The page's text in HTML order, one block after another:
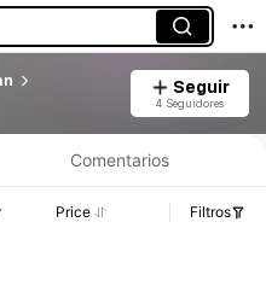
Seguir
4 Seguidores
Comentarios
Price Filtros